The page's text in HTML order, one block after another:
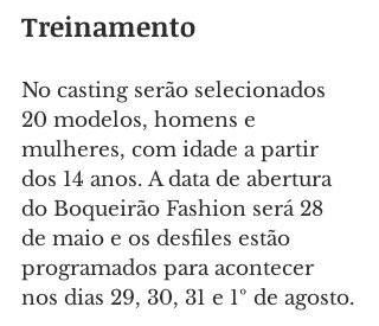
Treinamento
No casting serão selecionados
20 modelos, homens e
mulheres, com idade a partir
dos 14 anos. A data de abertura
do Boqueirão Fashion será 28
de maio e os desfiles estão
programados para acontecer
nos dias 29, 30, 31 e 1º de agosto.